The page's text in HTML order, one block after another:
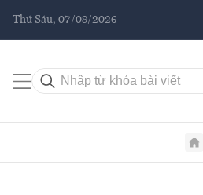
Thứ Sáu, 07/08/2026